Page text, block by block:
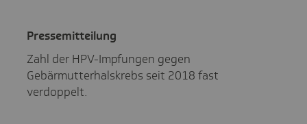
Pres­se­mit­tei­lung
Zahl der HPV-Impfungen gegen
Gebärmutterhalskrebs seit 2018 fast
verdoppelt.